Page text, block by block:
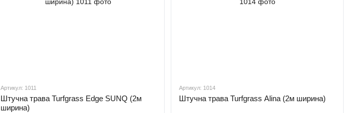
Артикул: 1011
Штучна трава Turfgrass Edge SUNQ (2м
ширина)
Артикул: 1014
Штучна трава Turfgrass Alina (2м ширина)